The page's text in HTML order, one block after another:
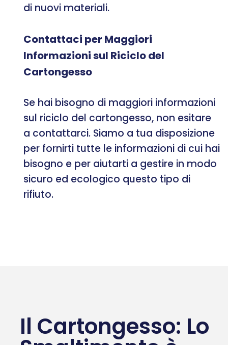
di nuovi materiali.
Contattaci per Maggiori
Informazioni sul Riciclo del
Cartongesso
Se hai bisogno di maggiori informazioni
sul riciclo del cartongesso, non esitare
a contattarci. Siamo a tua disposizione
per fornirti tutte le informazioni di cui hai
bisogno e per aiutarti a gestire in modo
sicuro ed ecologico questo tipo di
rifiuto.
Il Cartongesso: Lo